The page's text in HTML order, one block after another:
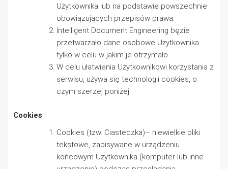
Użytkownika lub na podstawie powszechnie
obowiązujących przepisów prawa.
Intelligent Document Engineering bęzie
przetwarzało dane osobowe Użytkownika
tylko w celu w jakim je otrzymało.
W celu ułatwienia Użytkownikowi korzystania z
serwisu, używa się technologii cookies, o
czym szerzej poniżej.
Cookies
Cookies (tzw. Ciasteczka)– niewielkie pliki
tekstowe, zapisywane w urządzeniu
końcowym Użytkownika (komputer lub inne